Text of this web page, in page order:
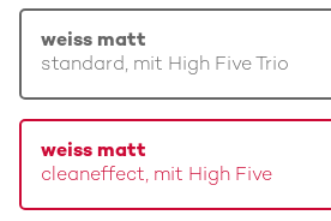
weiss matt
standard, mit High Five Trio
weiss matt
cleaneffect, mit High Five